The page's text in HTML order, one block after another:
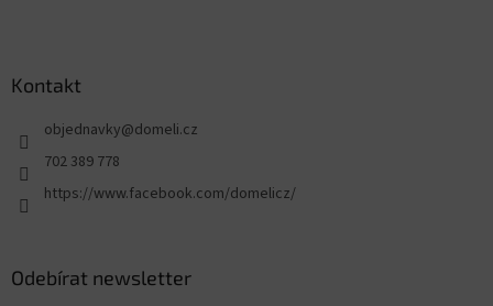
Kontakt
objednavky@domeli.cz
702 389 778
https://www.facebook.com/domelicz/
Odebírat newsletter